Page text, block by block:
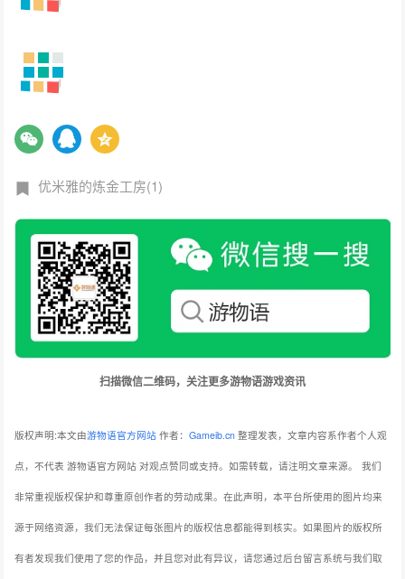
优米雅的炼金工房(1)
扫描微信二维码，关注更多游物语游戏资讯
版权声明:本文由游物语官方网站 作者：Gameib.cn 整理发表，文章内容系作者个人观
点，不代表 游物语官方网站 对观点赞同或支持。如需转载，请注明文章来源。 我们
非常重视版权保护和尊重原创作者的劳动成果。在此声明，本平台所使用的图片均来
源于网络资源，我们无法保证每张图片的版权信息都能得到核实。如果图片的版权所
有者发现我们使用了您的作品，并且您对此有异议，请您通过后台留言系统与我们取